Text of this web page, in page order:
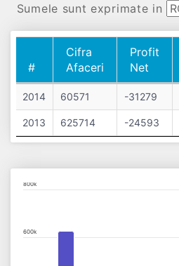
Sumele sunt exprimate in
#
Cifra
Afaceri
Profit
Net
#
Cifra
Afaceri
Profit
Net
2014 60571 -31279
2013 625714 -24593
Chart
View as data table, Chart
600k
800k